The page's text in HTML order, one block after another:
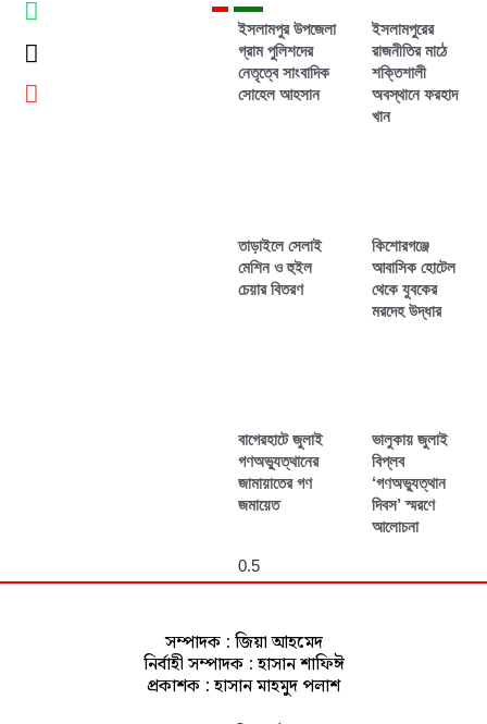
ইসলামপুর উপজেলা
গ্রাম পুলিশদের
নেতৃত্বে সাংবাদিক
সোহেল আহসান
ইসলামপুরের
রাজনীতির মাঠে
শক্তিশালী
অবস্থানে ফরহাদ
খান
তাড়াইলে সেলাই
মেশিন ও হুইল
চেয়ার বিতরণ
কিশোরগঞ্জে
আবাসিক হোটেল
থেকে যুবকের
মরদেহ উদ্ধার
বাগেরহাটে জুলাই
গণঅভ্যুত্থানের
জামায়াতের গণ
জমায়েত
ভালুকায় জুলাই
বিপ্লব
‘গণঅভ্যুত্থান
দিবস’ স্মরণে
আলোচনা
সম্পাদক : জিয়া আহমেদ
নির্বাহী সম্পাদক : হাসান শাফিঈ
প্রকাশক : হাসান মাহমুদ পলাশ